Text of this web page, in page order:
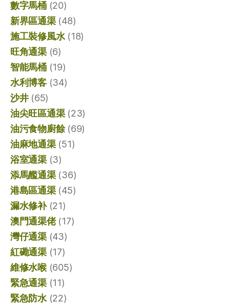
數字馬桶(20)
新界區通渠(48)
施工裝修風水(18)
旺角通渠(6)
智能馬桶(19)
水利博客(34)
沙井(65)
油尖旺區通渠(23)
油污食物廚餘(69)
油麻地通渠(51)
浴室通渠(3)
添馬艦通渠(36)
港島區通渠(45)
漏水修补(21)
澳門通渠佬(17)
灣仔通渠(43)
紅磡通渠(17)
維修水喉(605)
緊急通渠(11)
緊急防水(22)